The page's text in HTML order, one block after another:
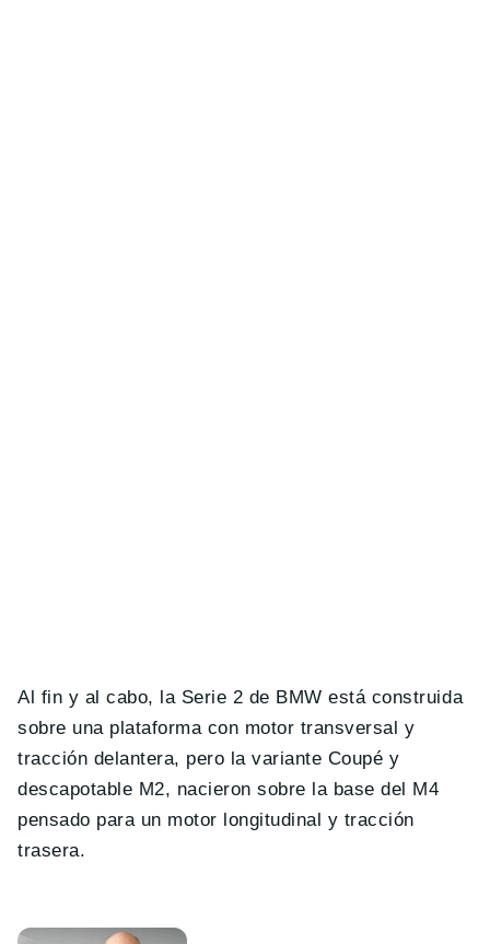
Al fin y al cabo, la Serie 2 de BMW está construida
sobre una plataforma con motor transversal y
tracción delantera, pero la variante Coupé y
descapotable M2, nacieron sobre la base del M4
pensado para un motor longitudinal y tracción
trasera.